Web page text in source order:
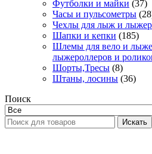
Футболки и майки (37)
Часы и пульсометры
Чехлы для лыж и
Шапки и кепки (185)
Шлемы для вело и
лыжероллеров и
Шорты,Тресы (8)
Штаны, лосины (36)
Поиск
Искать